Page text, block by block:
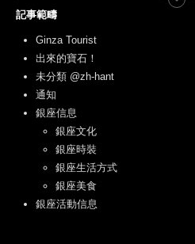
記事範疇
Ginza Tourist
出來的寶石！
未分類 @zh-hant
通知
銀座信息
銀座文化
銀座時裝
銀座生活方式
銀座美食
銀座活動信息